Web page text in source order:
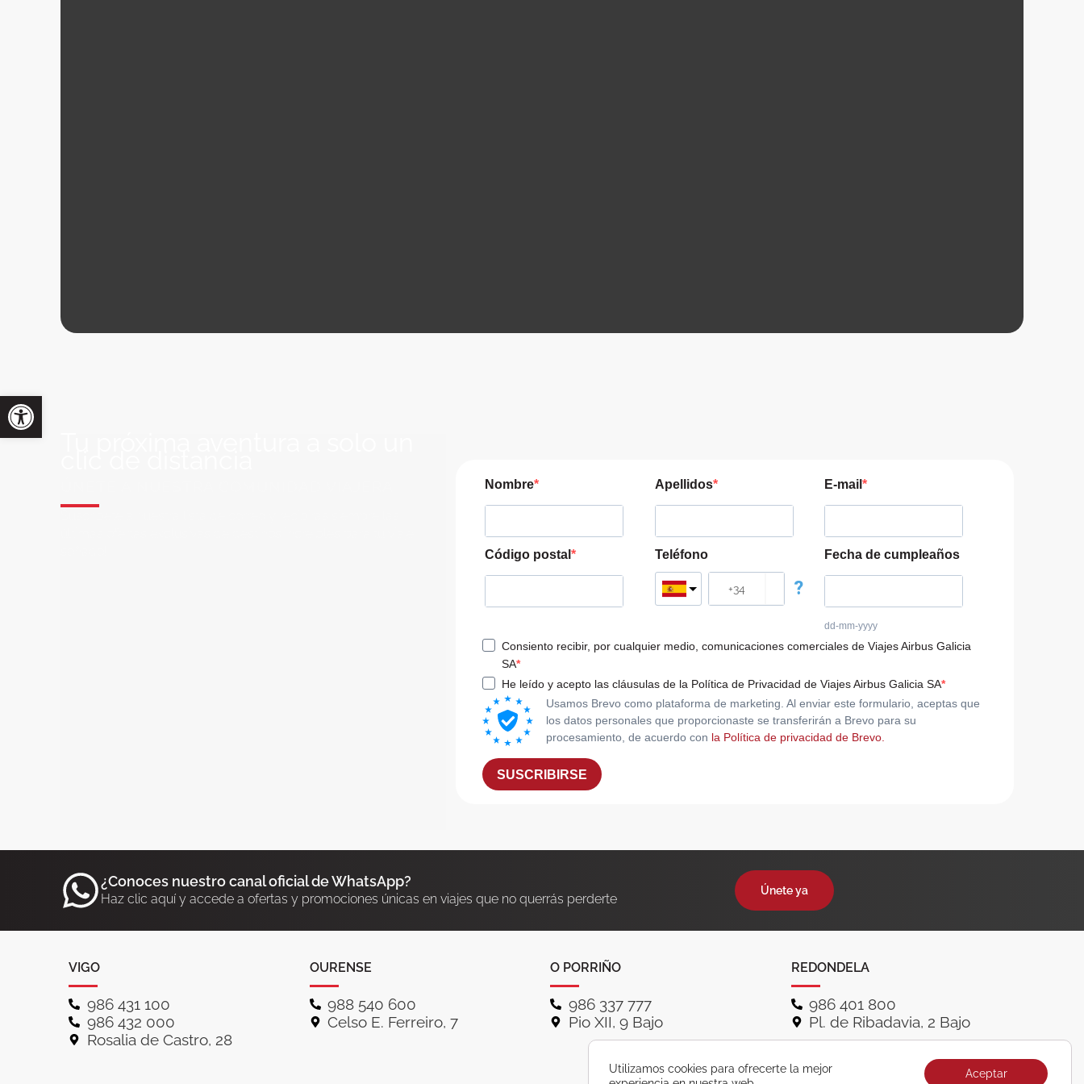
Nombre Apellidos E-mail
Código postal Teléfono
?
Fecha de cumpleaños
dd-mm-yyyy
Consiento recibir, por cualquier medio, comunicaciones comerciales de Viajes Airbus Galicia
SA
He leído y acepto las cláusulas de la Política de Privacidad de Viajes Airbus Galicia SA
Usamos Brevo como plataforma de marketing. Al enviar este formulario, aceptas que
los datos personales que proporcionaste se transferirán a Brevo para su
procesamiento, de acuerdo con la Política de privacidad de Brevo.
SUSCRIBIRSE
¿Conoces nuestro canal oficial de WhatsApp?
Haz clic aquí y accede a ofertas y promociones únicas en viajes que no querrás perderte
Únete ya
VIGO
986 431 100
986 432 000
Rosalia de Castro, 28
OURENSE
988 540 600
Celso E. Ferreiro, 7
O PORRIÑO
986 337 777
Pio XII, 9 Bajo
REDONDELA
986 401 800
Pl. de Ribadavia, 2 Bajo
Utilizamos cookies para ofrecerte la mejor
Aceptar